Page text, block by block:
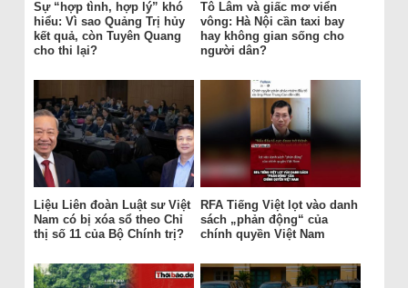
Sự “hợp tình, hợp lý” khó
hiểu: Vì sao Quảng Trị hủy
kết quả, còn Tuyên Quang
cho thi lại?
Tô Lâm và giấc mơ viển
vông: Hà Nội cần taxi bay
hay không gian sống cho
người dân?
Liệu Liên đoàn Luật sư Việt
Nam có bị xóa sổ theo Chỉ
thị số 11 của Bộ Chính trị?
RFA Tiếng Việt lọt vào danh
sách „phản động“ của
chính quyền Việt Nam